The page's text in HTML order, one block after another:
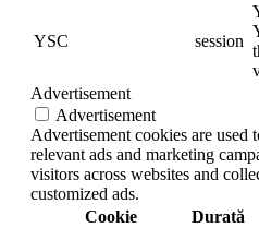
YSC session
Advertisement
Advertisement
Advertisement cookies are used
relevant ads and marketing
visitors across websites and
customized ads.
Cookie
Durată